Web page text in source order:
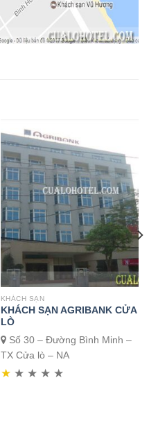
KHÁCH SẠN
KHÁCH SẠN AGRIBANK CỬA
LÒ
Số 30 – Đường Bình Minh –
TX Cửa lò – NA
★ ★ ★ ★ ★